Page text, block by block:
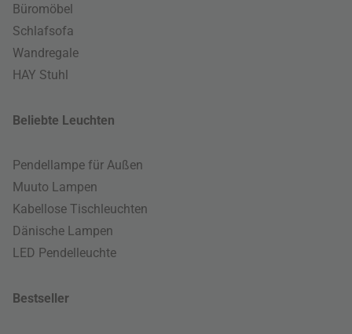
Büromöbel
Schlafsofa
Wandregale
HAY Stuhl
Beliebte Leuchten
Pendellampe für Außen
Muuto Lampen
Kabellose Tischleuchten
Dänische Lampen
LED Pendelleuchte
Bestseller